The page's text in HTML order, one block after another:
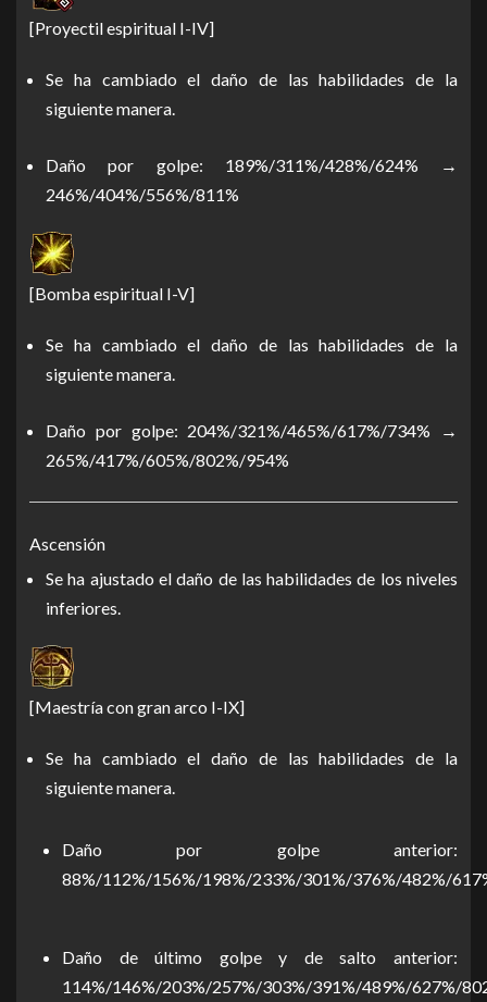
[Proyectil espiritual I-IV]
Se ha cambiado el daño de las habilidades de la
siguiente manera.
Daño por golpe: 189%/311%/428%/624% →
246%/404%/556%/811%
[Bomba espiritual I-V]
Se ha cambiado el daño de las habilidades de la
siguiente manera.
Daño por golpe: 204%/321%/465%/617%/734% →
265%/417%/605%/802%/954%
Ascensión
Se ha ajustado el daño de las habilidades de los niveles
inferiores.
[Maestría con gran arco I-IX]
Se ha cambiado el daño de las habilidades de la
siguiente manera.
Daño por golpe anterior:
88%/112%/156%/198%/233%/301%/376%/482%/
Daño de último golpe y de salto anterior:
114%/146%/203%/257%/303%/391%/489%/627%/